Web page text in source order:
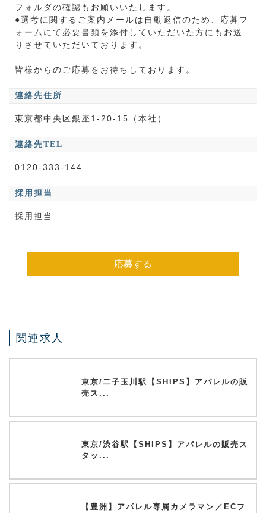
フォルダの確認もお願いいたします。
●選考に関するご案内メールは自動返信のため、応募フ
ォームにて必要書類を添付していただいた方にもお送
りさせていただいております。
皆様からのご応募をお待ちしております。
連絡先住所
東京都中央区銀座1-20-15（本社）
連絡先TEL
0120-333-144
採用担当
採用担当
応募する
関連求人
東京/二子玉川駅【SHIPS】アパレルの販
売ス...
東京/渋谷駅【SHIPS】アパレルの販売ス
タッ...
【豊洲】アパレル専属カメラマン／ECフ